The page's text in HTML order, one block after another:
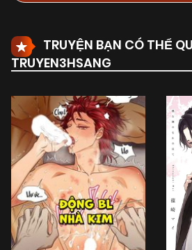
TRUYỆN BẠN CÓ THỂ
TRUYEN3HSANG